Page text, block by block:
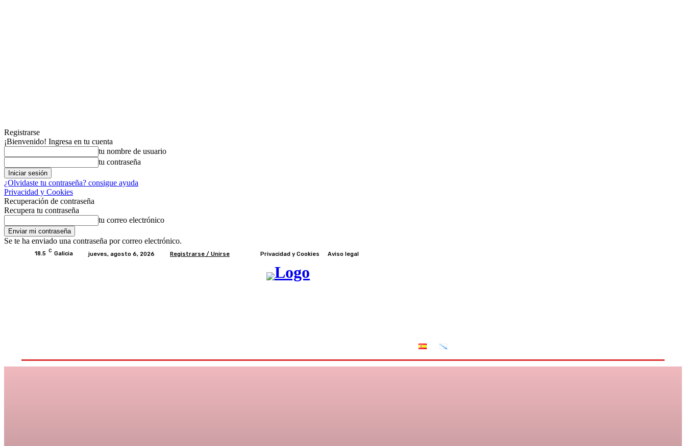
Registrarse
¡Bienvenido! Ingresa en tu cuenta
tu nombre de usuario
tu contraseña
¿Olvidaste tu contraseña? consigue ayuda
Privacidad y Cookies
Recuperación de contraseña
Recupera tu contraseña
tu correo electrónico
Se te ha enviado una contraseña por correo electrónico.
18.5 C Galicia jueves, agosto 6, 2026 Registrarse / Unirse Privacidad y Cookies Aviso legal